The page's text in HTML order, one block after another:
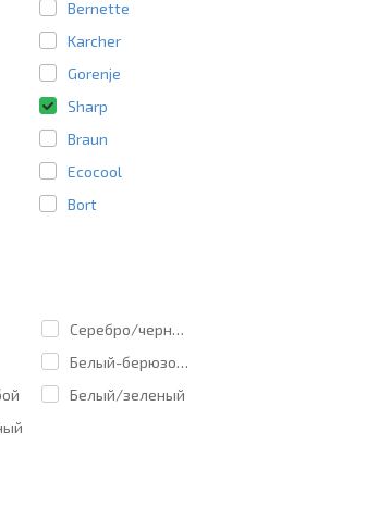
Bernette
Karcher
Gorenje
Sharp
Braun
Ecocool
Bort
Cеребро/черный
Белый-берюзовы
Белый/зеленый